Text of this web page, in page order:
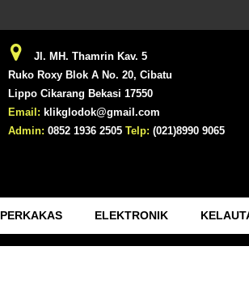
Jl. MH. Thamrin Kav. 5
Ruko Roxy Blok A No. 20, Cibatu
Lippo Cikarang Bekasi 17550
Email: klikglodok@gmail.com
Admin: 0852 1936 2505 Telp: (021)8990 9065
PERKAKAS ELEKTRONIK